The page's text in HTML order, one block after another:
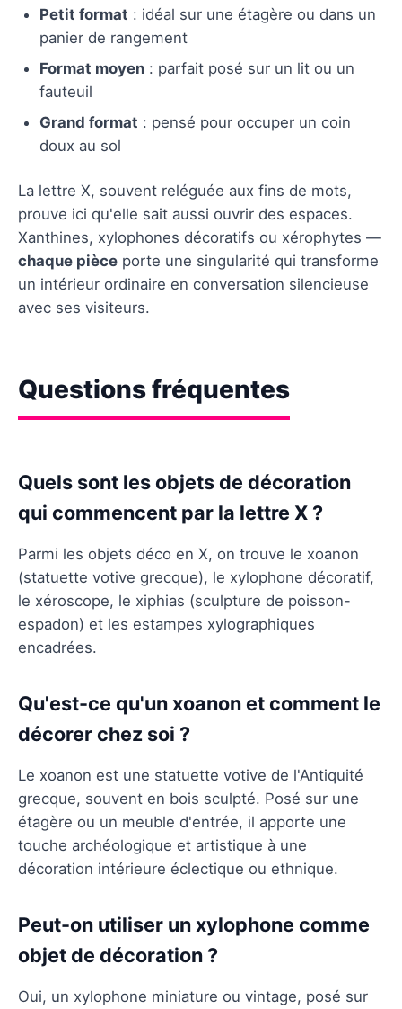
Petit format : idéal sur une étagère ou dans un
panier de rangement
Format moyen : parfait posé sur un lit ou un
fauteuil
Grand format : pensé pour occuper un coin
doux au sol
La lettre X, souvent reléguée aux fins de mots,
prouve ici qu'elle sait aussi ouvrir des espaces.
Xanthines, xylophones décoratifs ou xérophytes —
chaque pièce porte une singularité qui transforme
un intérieur ordinaire en conversation silencieuse
avec ses visiteurs.
Questions fréquentes
Quels sont les objets de décoration
qui commencent par la lettre X ?
Parmi les objets déco en X, on trouve le xoanon
(statuette votive grecque), le xylophone décoratif,
le xéroscope, le xiphias (sculpture de poisson-
espadon) et les estampes xylographiques
encadrées.
Qu'est-ce qu'un xoanon et comment le
décorer chez soi ?
Le xoanon est une statuette votive de l'Antiquité
grecque, souvent en bois sculpté. Posé sur une
étagère ou un meuble d'entrée, il apporte une
touche archéologique et artistique à une
décoration intérieure éclectique ou ethnique.
Peut-on utiliser un xylophone comme
objet de décoration ?
Oui, un xylophone miniature ou vintage, posé sur